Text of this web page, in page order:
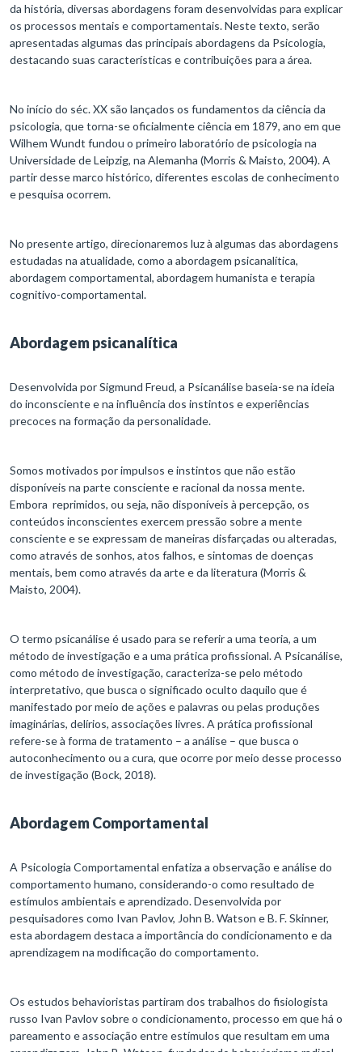
da história, diversas abordagens foram desenvolvidas para explicar
os processos mentais e comportamentais. Neste texto, serão
apresentadas algumas das principais abordagens da Psicologia,
destacando suas características e contribuições para a área.
No início do séc. XX são lançados os fundamentos da ciência da
psicologia, que torna-se oficialmente ciência em 1879, ano em que
Wilhem Wundt fundou o primeiro laboratório de psicologia na
Universidade de Leipzig, na Alemanha (Morris & Maisto, 2004). A
partir desse marco histórico, diferentes escolas de conhecimento
e pesquisa ocorrem.
No presente artigo, direcionaremos luz à algumas das abordagens
estudadas na atualidade, como a abordagem psicanalítica,
abordagem comportamental, abordagem humanista e terapia
cognitivo-comportamental.
Abordagem psicanalítica
Desenvolvida por Sigmund Freud, a Psicanálise baseia-se na ideia
do inconsciente e na influência dos instintos e experiências
precoces na formação da personalidade.
Somos motivados por impulsos e instintos que não estão
disponíveis na parte consciente e racional da nossa mente.
Embora reprimidos, ou seja, não disponíveis à percepção, os
conteúdos inconscientes exercem pressão sobre a mente
consciente e se expressam de maneiras disfarçadas ou alteradas,
como através de sonhos, atos falhos, e sintomas de doenças
mentais, bem como através da arte e da literatura (Morris &
Maisto, 2004).
O termo psicanálise é usado para se referir a uma teoria, a um
método de investigação e a uma prática profissional. A Psicanálise,
como método de investigação, caracteriza-se pelo método
interpretativo, que busca o significado oculto daquilo que é
manifestado por meio de ações e palavras ou pelas produções
imaginárias, delírios, associações livres. A prática profissional
refere-se à forma de tratamento – a análise – que busca o
autoconhecimento ou a cura, que ocorre por meio desse processo
de investigação (Bock, 2018).
Abordagem Comportamental
A Psicologia Comportamental enfatiza a observação e análise do
comportamento humano, considerando-o como resultado de
estímulos ambientais e aprendizado. Desenvolvida por
pesquisadores como Ivan Pavlov, John B. Watson e B. F. Skinner,
esta abordagem destaca a importância do condicionamento e da
aprendizagem na modificação do comportamento.
Os estudos behavioristas partiram dos trabalhos do fisiologista
russo Ivan Pavlov sobre o condicionamento, processo em que há o
pareamento e associação entre estímulos que resultam em uma